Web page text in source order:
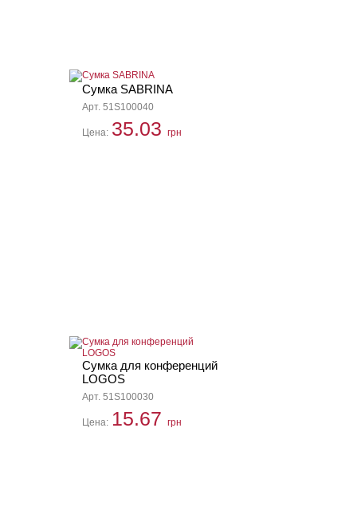
Сумка SABRINA
Арт. 51S100040
Цена: 35.03 грн
Сумка для конференций
LOGOS
Арт. 51S100030
Цена: 15.67 грн